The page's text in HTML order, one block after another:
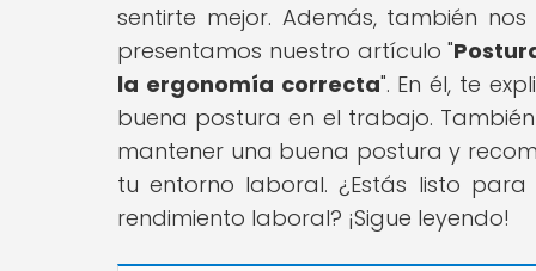
sentirte mejor. Además, también
presentamos nuestro artículo "
la ergonomía correcta". En él, te
buena postura en el trabajo.
mantener una buena postura y
tu entorno laboral. ¿Estás listo
rendimiento laboral? ¡Sigue leyendo!